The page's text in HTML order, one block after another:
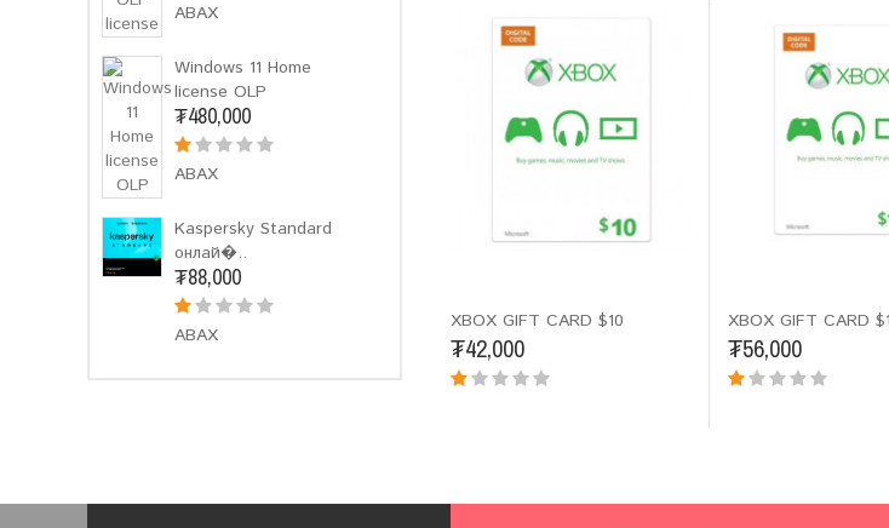
АВАХ
Windows 11 Home
license OLP
₮480,000
АВАХ
Kaspersky Standard
онлай�..
₮88,000
АВАХ
XBOX GIFT CARD $10
₮42,000
XBOX GIFT CARD
₮56,000